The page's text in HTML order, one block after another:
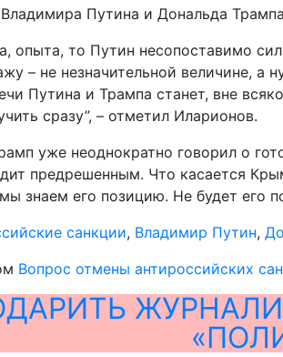
Путина и Дональда
опыта, то Путин несопоставимо
– не незначительной величине,
Путина и Трампа станет, вне
сразу”, – отметил Иларионов.
уже неоднократно говорил о
предрешенным. Что касается
знаем его позицию. Не будет его
санкции, Владимир Путин,
Вопрос отмены антироссийских